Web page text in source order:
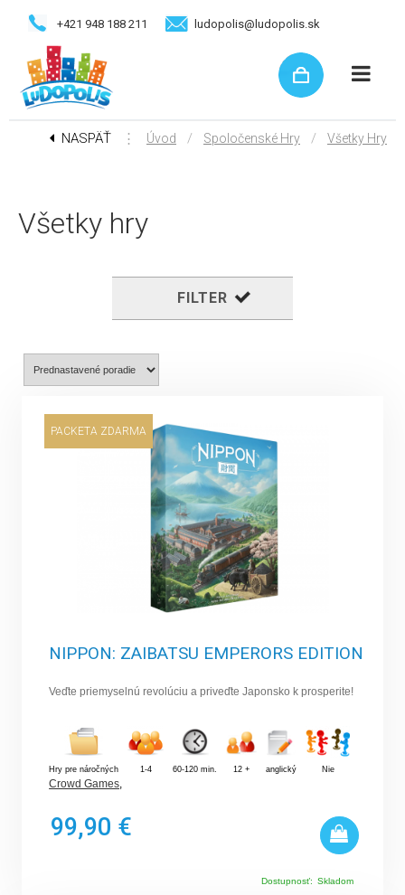
+421 948 188 211 ludopolis@ludopolis.sk
NASPÄŤ ⋮ Úvod / Spoločenské Hry / Všetky Hry
Všetky hry
FILTER
PACKETA ZDARMA
NIPPON: ZAIBATSU EMPERORS EDITION
Veďte priemyselnú revolúciu a priveďte Japonsko k prosperite!
Hry pre náročných 1-4 60-120 min. 12 + anglický Nie
Crowd Games,
99,90 €
Dostupnosť: Skladom